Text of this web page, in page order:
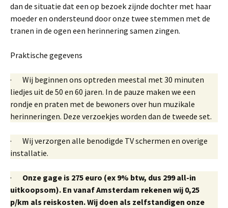
dan de situatie dat een op bezoek zijnde dochter met haar
moeder en ondersteund door onze twee stemmen met de
tranen in de ogen een herinnering samen zingen.
Praktische gegevens
· Wij beginnen ons optreden meestal met 30 minuten
liedjes uit de 50 en 60 jaren. In de pauze maken we een
rondje en praten met de bewoners over hun muzikale
herinneringen. Deze verzoekjes worden dan de tweede set.
· Wij verzorgen alle benodigde TV schermen en overige
installatie.
· Onze gage is 275 euro (ex 9% btw, dus 299 all-in
uitkoopsom). En vanaf Amsterdam rekenen wij 0,25
p/km als reiskosten. Wij doen als zelfstandigen onze